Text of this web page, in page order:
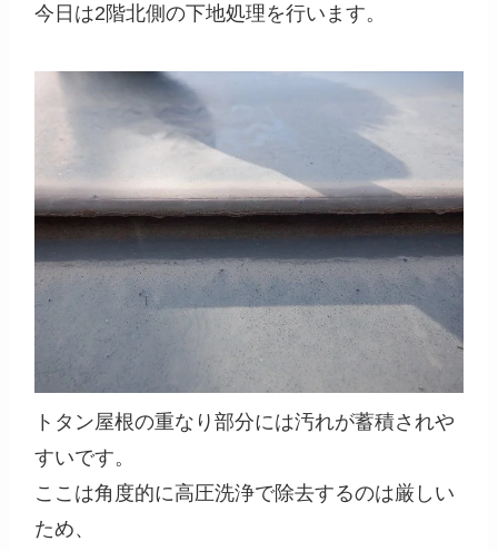
今日は2階北側の下地処理を行います。
トタン屋根の重なり部分には汚れが蓄積されや
すいです。
ここは角度的に高圧洗浄で除去するのは厳しい
ため、